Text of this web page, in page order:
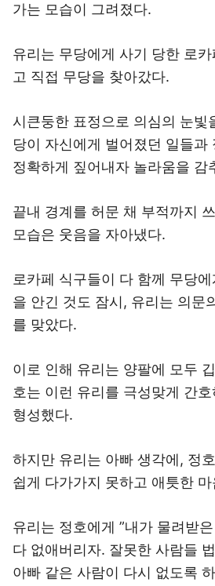
가는 모습이 그려졌다.
유리는 무당에게 사기 당한 로
고 직접 무당을 찾아갔다.
시큰둥한 표정으로 의심의 눈빛
당이 자신에게 벌어졌던 일들과
정확하게 짚어내자 놀라움을 감
끝내 경계를 허문 채 부적까지
모습은 웃음을 자아냈다.
로카페 식구들이 다 함께 무당
을 안긴 것도 잠시, 유리는 의문
를 맞았다.
이로 인해 유리는 양팔에 모두
호는 이런 유리를 극성맞게 간
형성했다.
하지만 유리는 아빠 생각에, 정
쉽게 다가가지 못하고 애틋한
유리는 정호에게 ”내가 물려받
다 없애버리자. 잘못한 사람들
아빠 같은 사람이 다시 없도록